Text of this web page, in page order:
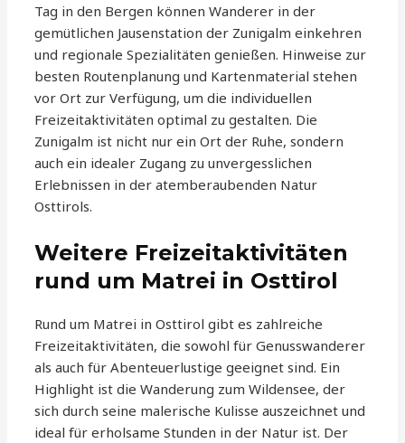
Tag in den Bergen können Wanderer in der
gemütlichen Jausenstation der Zunigalm einkehren
und regionale Spezialitäten genießen. Hinweise zur
besten Routenplanung und Kartenmaterial stehen
vor Ort zur Verfügung, um die individuellen
Freizeitaktivitäten optimal zu gestalten. Die
Zunigalm ist nicht nur ein Ort der Ruhe, sondern
auch ein idealer Zugang zu unvergesslichen
Erlebnissen in der atemberaubenden Natur
Osttirols.
Weitere Freizeitaktivitäten
rund um Matrei in Osttirol
Rund um Matrei in Osttirol gibt es zahlreiche
Freizeitaktivitäten, die sowohl für Genusswanderer
als auch für Abenteuerlustige geeignet sind. Ein
Highlight ist die Wanderung zum Wildensee, der
sich durch seine malerische Kulisse auszeichnet und
ideal für erholsame Stunden in der Natur ist. Der